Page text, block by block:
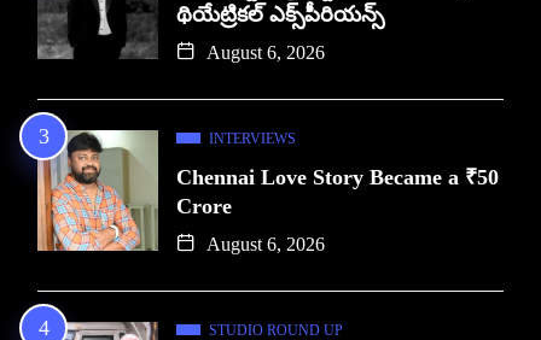
థియేట్రికల్ ఎక్స్‌పీరియన్స్
August 6, 2026
INTERVIEWS
Chennai Love Story Became a ₹50
Crore
August 6, 2026
STUDIO ROUND UP